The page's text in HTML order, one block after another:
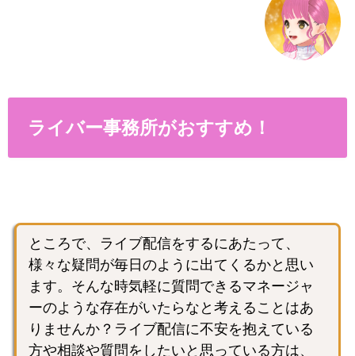
ライバー事務所がおすすめ！
ところで、ライブ配信をするにあたって、
様々な疑問が毎日のように出てくるかと思い
ます。そんな時気軽に質問できるマネージャ
ーのような存在がいたらなと考えることはあ
りませんか？ライブ配信に不安を抱えている
方や相談や質問をしたいと思っている方は、